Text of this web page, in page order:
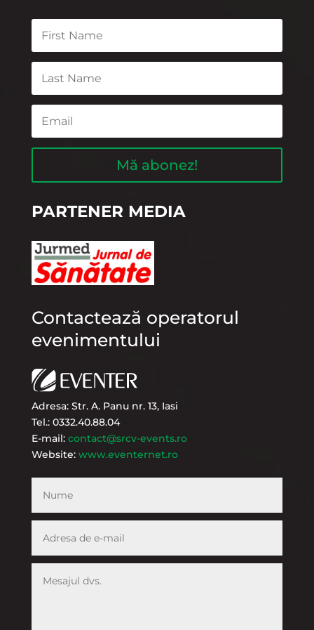
Mă abonez!
PARTENER MEDIA
Contactează operatorul
evenimentului
Adresa: Str. A. Panu nr. 13, Iasi
Tel.: 0332.40.88.04
E-mail: contact@srcv-events.ro
Website: www.eventernet.ro